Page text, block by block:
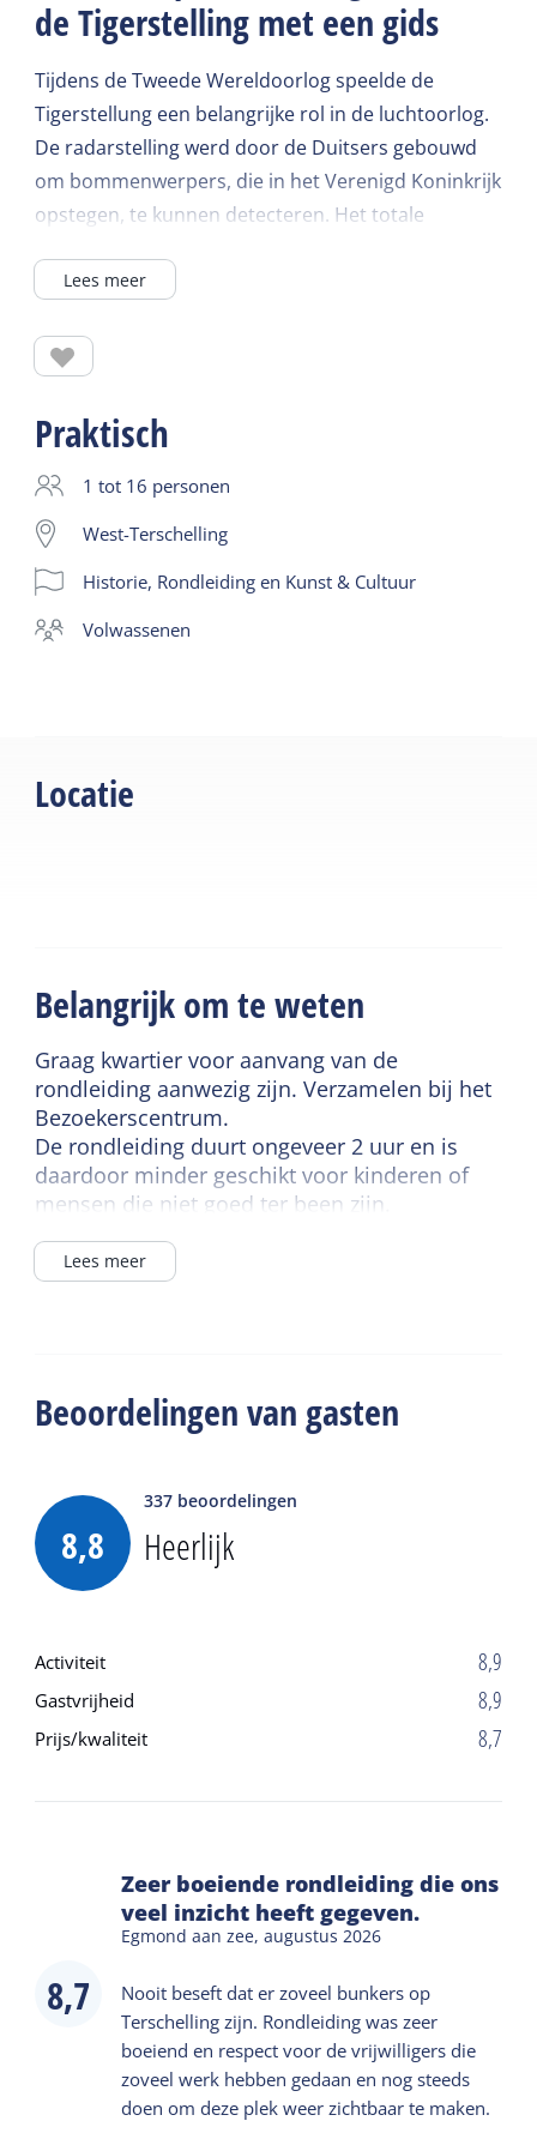
de Tigerstelling met een gids
Tijdens de Tweede Wereldoorlog speelde de
Tigerstellung een belangrijke rol in de luchtoorlog.
De radarstelling werd door de Duitsers gebouwd
om bommenwerpers, die in het Verenigd Koninkrijk
opstegen, te kunnen detecteren. Het totale
bestaat uit 100 bunkers waarin gedurende de
werkten. Tijdens de rondleiding bezoek je een
aantal historisch ingerichte bunkers en vertelt de
gids uitgebreid over het bunkercomplex en
Terschelling tijdens WOII. De excursie eindigt in het
bezoekerscentrum. Daar complementeren foto's,
teksten en film het verhaal van de gids. Ontdek de
geschiedenis van de bunkers op Terschelling
De duur van de excursie is 2 uur en is
Nederlandstalig. Een Duitstalige excursie en
Lees meer
Praktisch
1 tot 16 personen
West-Terschelling
Historie, Rondleiding en Kunst & Cultuur
volwassenen
Locatie
Belangrijk om te weten
Graag kwartier voor aanvang van de
rondleiding aanwezig zijn. Verzamelen bij het
Bezoekerscentrum.
De rondleiding duurt ongeveer 2 uur en is
daardoor minder geschikt voor kinderen of
mensen die niet goed ter been zijn.
Lees meer
Beoordelingen van gasten
8,8
337 beoordelingen
Heerlijk
Activiteit 8,9
Gastvrijheid 8,9
Prijs/kwaliteit 8,7
8,7
Zeer boeiende rondleiding die ons
veel inzicht heeft gegeven.
Egmond aan zee,augustus 2026
Nooit beseft dat er zoveel bunkers op
Terschelling zijn. Rondleiding was zeer
boeiend en respect voor de vrijwilligers die
zoveel werk hebben gedaan en nog steeds
doen om deze plek weer zichtbaar te maken.